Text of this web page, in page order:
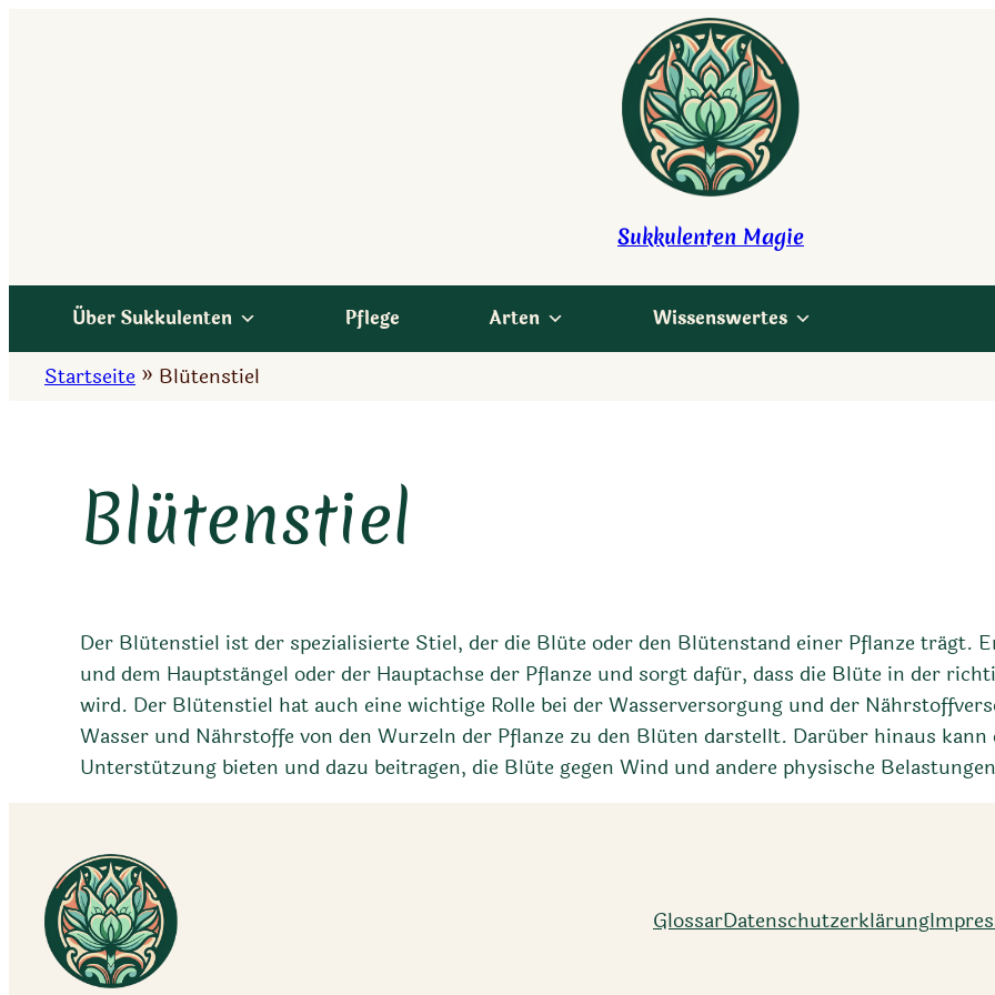
Sukkulenten Magie
Über Sukkulenten Pflege Arten Wissenswertes
Startseite » Blütenstiel
Blütenstiel
Der Blütenstiel ist der spezialisierte Stiel, der die Blüte oder den Blütenstand einer Pflanze trägt.
und dem Hauptstängel oder der Hauptachse der Pflanze und sorgt dafür, dass die Blüte in der
wird. Der Blütenstiel hat auch eine wichtige Rolle bei der Wasserversorgung und der
Wasser und Nährstoffe von den Wurzeln der Pflanze zu den Blüten darstellt. Darüber hinaus
Unterstützung bieten und dazu beitragen, die Blüte gegen Wind und andere physische
GlossarDatenschutz­erklärung